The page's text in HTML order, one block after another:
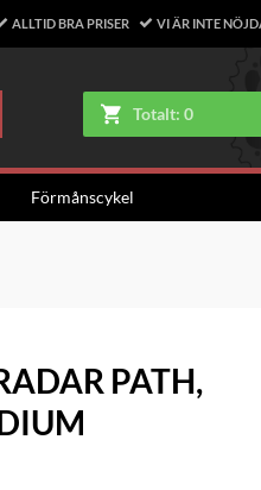
ALLTID BRA PRISER VI ÄR INTE
Totalt: 0
Förmånscykel
PATH,